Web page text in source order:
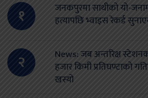
१
जनकपुरमा साथीको यो-
हत्यापछि भ्वाइस रेकर्ड
२
News: जब अन्तरिक्ष
हजार किमी प्रतिघण्टाको
खस्यो